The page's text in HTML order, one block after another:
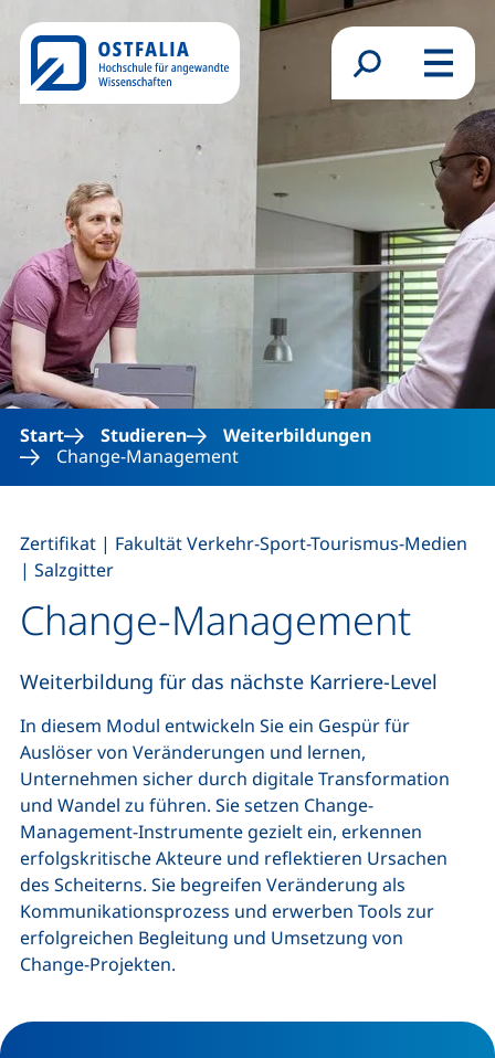
Direkt zum Inhalt
Suchformular
Menü
Start Studieren
Weiterbildungen
Change-Management
Change-Management
Zertifikat | Fakultät Verkehr-Sport-Tourismus-Medien
| Salzgitter
Weiterbildung für das nächste Karriere-Level
In diesem Modul entwickeln Sie ein Gespür für
Auslöser von Veränderungen und lernen,
Unternehmen sicher durch digitale Transformation
und Wandel zu führen. Sie setzen Change-
Management-Instrumente gezielt ein, erkennen
erfolgskritische Akteure und reflektieren Ursachen
des Scheiterns. Sie begreifen Veränderung als
Kommunikationsprozess und erwerben Tools zur
erfolgreichen Begleitung und Umsetzung von
Change-Projekten.